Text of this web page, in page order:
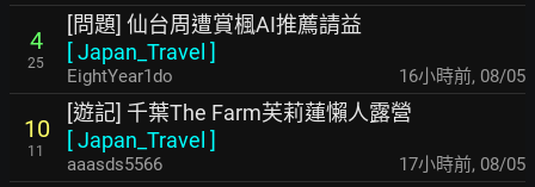
4
25
[問題] 仙台周遭賞楓AI推薦請益
[Japan_Travel ]
EightYear1do 16小時前, 08/05
10
11
[遊記] 千葉The Farm芙莉蓮懶人露營
[Japan_Travel ]
aaasds5566 17小時前, 08/05